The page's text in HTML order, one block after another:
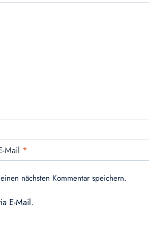
Mail *
nächsten Kommentar speichern.
E-Mail.